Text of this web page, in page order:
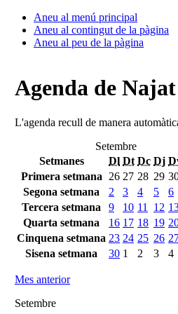
Aneu al menú principal
Aneu al contingut de la pàgina
Aneu al peu de la pàgina
Agenda de
L'agenda recull de manera
Setembre
Setmanes
Dl Dt Dc Dj
Primera setmana
26 27 28 29
Segona setmana
2 3 4 5 6
Tercera setmana
9 10 11 12
Quarta setmana
16 17 18 19
Cinquena setmana 23 24 25 26
Sisena setmana
30 1 2 3 4
Mes anterior
Setembre